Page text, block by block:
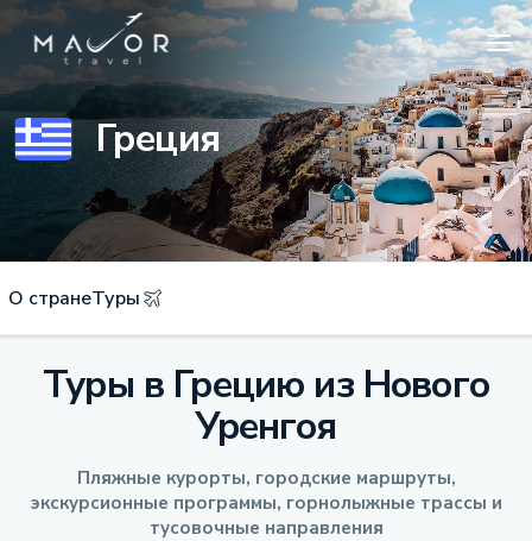
Греция
О странеТуры
Туры в Грецию из Нового
Уренгоя
Пляжные курорты, городские маршруты,
экскурсионные программы, горнолыжные трассы и
тусовочные направления